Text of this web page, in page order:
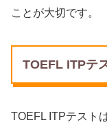
ことが大切です。
TOEFL ITPテ
TOEFL ITPテスト